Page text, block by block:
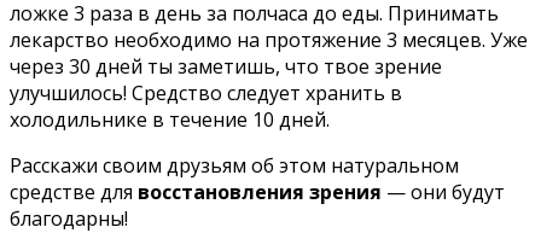
ложке 3 раза в день за полчаса до еды. Принимать
лекарство необходимо на протяжение 3 месяцев. Уже
через 30 дней ты заметишь, что твое зрение
улучшилось! Средство следует хранить в
холодильнике в течение 10 дней.
Расскажи своим друзьям об этом натуральном
средстве для восстановления зрения — они будут
благодарны!